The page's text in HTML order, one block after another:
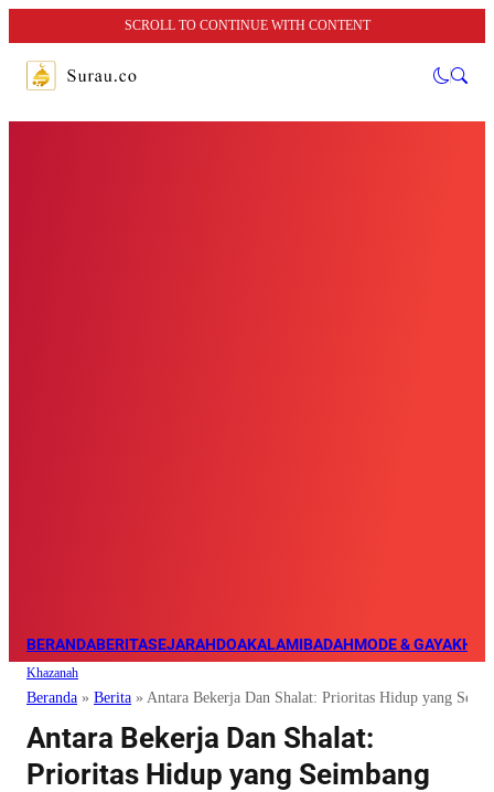
SCROLL TO CONTINUE WITH CONTENT
BERANDABERITASEJARAHDOAKALAMIBADAHMODE & GAYA
Khazanah
Beranda » Berita » Antara Bekerja Dan Shalat: Prioritas Hidup yang
Antara Bekerja Dan Shalat:
Prioritas Hidup yang Seimbang